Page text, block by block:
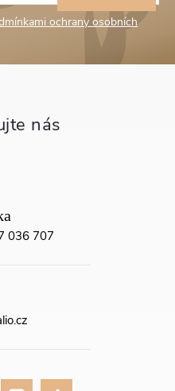
ochrany osobních
036 707